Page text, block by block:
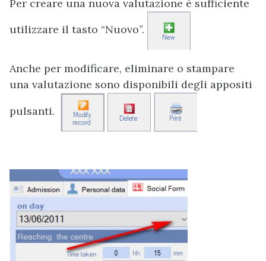
Per creare una nuova valutazione è sufficiente
utilizzare il tasto “Nuovo”.
Anche per modificare, eliminare o stampare
una valutazione sono disponibili degli appositi
pulsanti.